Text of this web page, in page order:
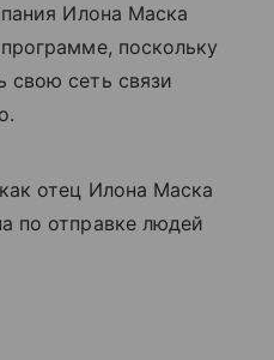
Илона Маска
поскольку
свою сеть связи
отец Илона Маска
по отправке людей